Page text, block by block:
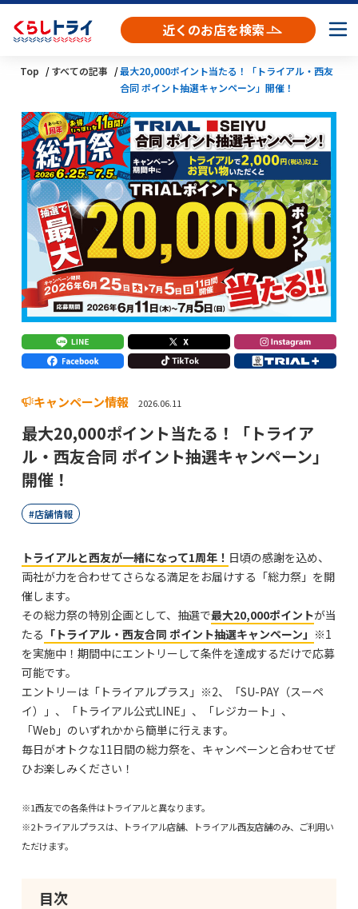
近くのお店を検索
Top すべての記事
最大20,000ポイント当たる！「トライアル・西友
合同 ポイント抽選キャンペーン」開催！
キャンペーン情報 2026.06.11
最大20,000ポイント当たる！「トライア
ル・西友合同 ポイント抽選キャンペーン」
開催！
店舗情報
トライアルと西友が一緒になって1周年！ 日頃の感謝を込め、
両社が力を合わせてさらなる満足をお届けする「総力祭」を開
催します。
その総力祭の特別企画として、抽選で最大20,000ポイントが当
たる 「トライアル・西友合同 ポイント抽選キャンペーン」 ※1
を実施中！期間中にエントリーして条件を達成するだけで応募
可能です。
エントリーは「トライアルプラス」※2、「SU-PAY（スーペ
イ）」、「トライアル公式LINE」、「レジカート」、
「Web」のいずれかから簡単に行えます。
毎日がオトクな11日間の総力祭を、キャンペーンと合わせてぜ
ひお楽しみください！
※1西友での各条件はトライアルと異なります。
※2トライアルプラスは、トライアル店舗、トライアル西友店舗のみ、ご利用い
ただけます。
目次